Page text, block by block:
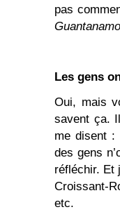
pas
Les gens
Oui, mais
savent ça.
me disent :
des gens
réfléchir. Et
Croissant-
etc.